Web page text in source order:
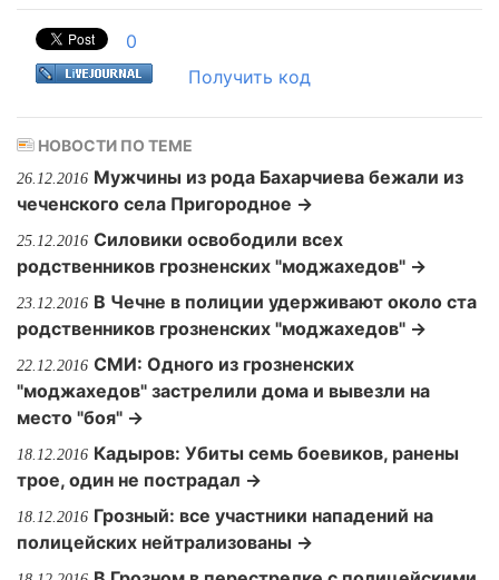
0
Получить код
НОВОСТИ ПО ТЕМЕ
26.12.2016 Мужчины из рода Бахарчиева бежали из
чеченского села Пригородное →
25.12.2016 Силовики освободили всех
родственников грозненских "моджахедов" →
23.12.2016 В Чечне в полиции удерживают около ста
родственников грозненских "моджахедов" →
22.12.2016 СМИ: Одного из грозненских
"моджахедов" застрелили дома и вывезли на
место "боя" →
18.12.2016 Кадыров: Убиты семь боевиков, ранены
трое, один не пострадал →
18.12.2016 Грозный: все участники нападений на
полицейских нейтрализованы →